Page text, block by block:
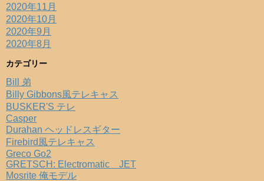
2020年11月
2020年10月
2020年9月
2020年8月
カテゴリー
Bill 弟
Billy Gibbons風テレキャス
BUSKER'S テレ
Casper
Durahan ヘッドレスギター
Firebird風テレキャス
Greco Go2
GRETSCH: Electromatic JET
Mosrite 俺モデル